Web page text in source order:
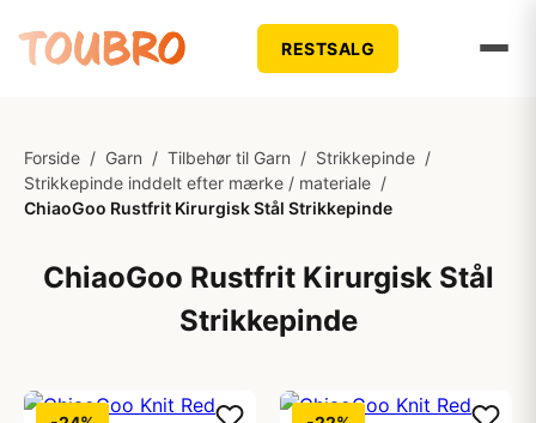
RESTSALG
Forside / Garn / Tilbehør til Garn / Strikkepinde /
Strikkepinde inddelt efter mærke / materiale /
ChiaoGoo Rustfrit Kirurgisk Stål Strikkepinde
ChiaoGoo Rustfrit Kirurgisk Stål
Strikkepinde